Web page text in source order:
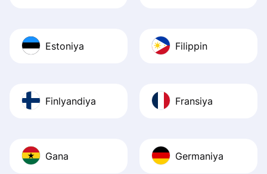
Estoniya Filippin
Finlyandiya Fransiya
Gana Germaniya